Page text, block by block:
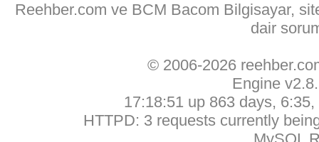
Reehber.com ve BCM Bacom Bilgisayar,
dair
© 2006-2026
Engine
17:18:51 up 863 days,
HTTPD: 3 requests currently